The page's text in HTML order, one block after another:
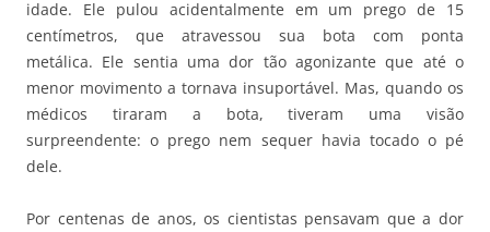
idade. Ele pulou acidentalmente em um prego de 15
centímetros, que atravessou sua bota com ponta
metálica. Ele sentia uma dor tão agonizante que até o
menor movimento a tornava insuportável. Mas, quando os
médicos tiraram a bota, tiveram uma visão
surpreendente: o prego nem sequer havia tocado o pé
dele.
Por centenas de anos, os cientistas pensavam que a dor